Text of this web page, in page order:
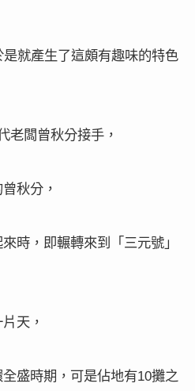
就產生了這頗有趣味的特色
老闆曾秋分接手，
秋分，
時，即輾轉來到「三元號」
天，
全盛時期，可是佔地有10攤之